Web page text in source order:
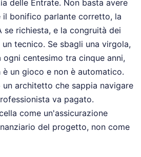
delle Entrate. Non basta avere
il bonifico parlante corretto, la
se richiesta, e la congruità dei
tecnico. Se sbagli una virgola,
centesimo tra cinque anni,
un gioco e non è automatico.
un architetto che sappia navigare
va pagato.
come un'assicurazione
del progetto, non come